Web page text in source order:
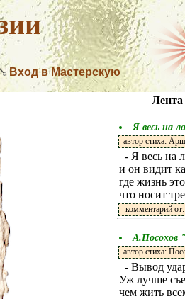
Вход в Мастерскую
Я весь на
автор стиха:
- Я весь на
и он видит
где жизнь
что носит
комментарий
А.Посохов
автор стиха:
- Вывод
Уж лучше
чем жить